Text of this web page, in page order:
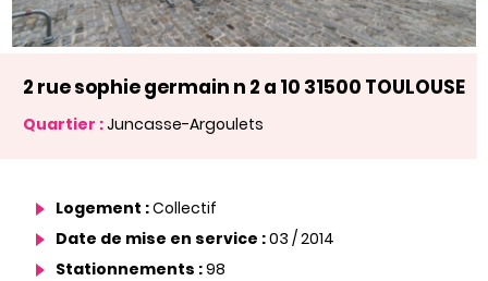
2 rue sophie germain n 2 a 10 31500 TOULOUSE
Quartier :Juncasse-Argoulets
Logement :Collectif
Date de mise en service :03 / 2014
Stationnements :98